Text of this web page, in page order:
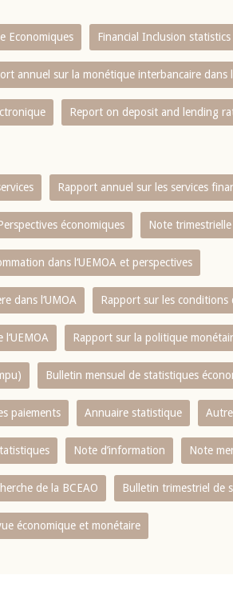
Economiques Financial Inclusion statistics
annuel sur la monétique interbancaire dans
Report on deposit and lending
Rapport annuel sur les services
économiques Note
dans l‘UEMOA et perspectives
dans l‘UMOA Rapport sur les conditions
Rapport sur la politique
Bulletin mensuel de statistiques
paiements Annuaire statistique
Note d’information Note
de la BCEAO Bulletin trimestriel de
économique et monétaire